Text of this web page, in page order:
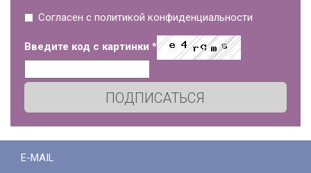
Согласен с политикой конфиденциальности
Введите код с картинки *
ПОДПИСАТЬСЯ
E-MAIL